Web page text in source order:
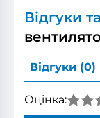
Відгуки
Відгуки (0)
Оцінка: